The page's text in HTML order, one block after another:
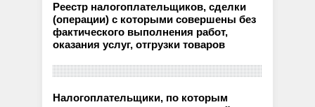
Реестр налогоплательщиков, сделки
(операции) с которыми совершены без
фактического выполнения работ,
оказания услуг, отгрузки товаров
Налогоплательщики, по которым